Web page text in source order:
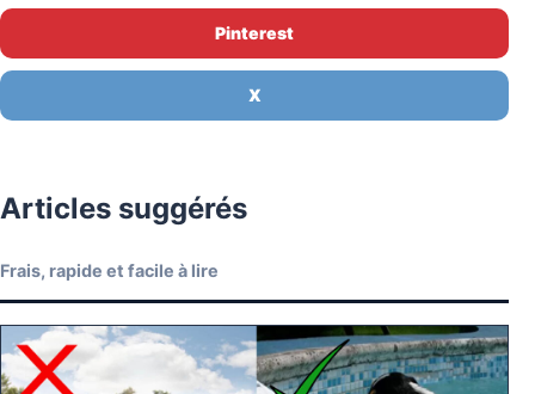
Pinterest
X
Articles suggérés
Frais, rapide et facile à lire